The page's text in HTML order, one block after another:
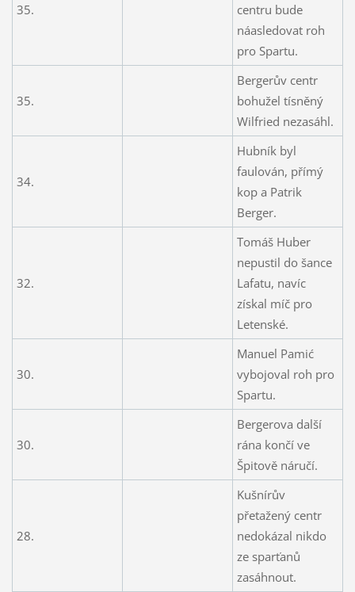
35.
centru bude
náasledovat roh
pro Spartu.
35.
Bergerův centr
bohužel tísněný
Wilfried nezasáhl.
34.
Hubník byl
faulován, přímý
kop a Patrik
Berger.
32.
Tomáš Huber
nepustil do šance
Lafatu, navíc
získal míč pro
Letenské.
30.
Manuel Pamić
vybojoval roh pro
Spartu.
30.
Bergerova další
rána končí ve
Špitově náručí.
28.
Kušnírův
přetažený centr
nedokázal nikdo
ze sparťanů
zasáhnout.